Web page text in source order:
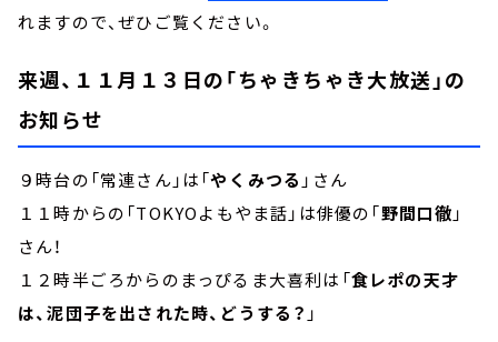
れますので、ぜひご覧ください。
来週、１１月１３日の「ちゃきちゃき大放送」の
お知らせ
９時台の「常連さん」は「やくみつる 」さん
１１時からの「TOKYOよもやま話」は俳優の「野間口徹 」
さん！
１２時半ごろからのまっぴるま大喜利は「食レポの天才
は、泥団子を出された時、どうする？ 」